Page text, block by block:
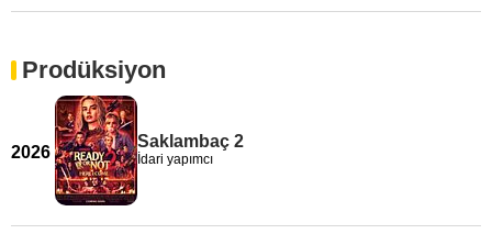
Prodüksiyon
2026
Saklambaç 2
İdari yapımcı